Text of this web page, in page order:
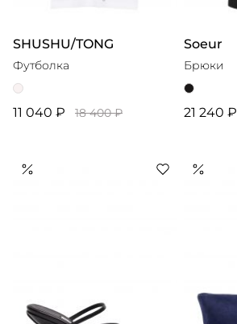
SHUSHU/TONG
Футболка
11 040 ₽ 18 400 ₽
Soeur
Брюки
21 240 ₽